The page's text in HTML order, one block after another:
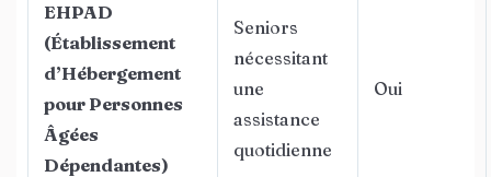
EHPAD
(Établissement
d’Hébergement
pour Personnes
Âgées
Dépendantes)
Seniors
nécessitant
une
assistance
quotidienne
Oui